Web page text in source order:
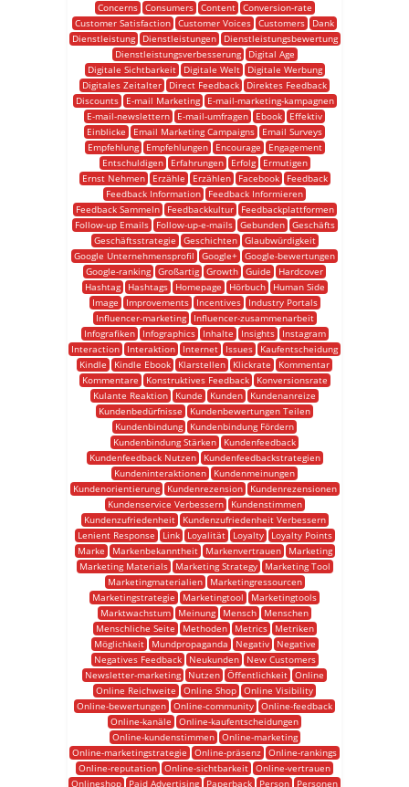
Concerns
Consumers Content
Conversion-rate
Customer Satisfaction Customer Voices Customers
Dank
Dienstleistung
Dienstleistungen
Dienstleistungsbewertung
Dienstleistungsverbesserung
Digital Age
Digitale Sichtbarkeit
Digitale Welt
Digitale Werbung
Digitales Zeitalter
Direct Feedback
Direktes Feedback
Discounts
E-mail Marketing
E-mail-marketing-kampagnen
E-mail-newslettern
E-mail-umfragen Ebook
Effektiv
Einblicke
Email Marketing Campaigns
Email Surveys
Empfehlung
Empfehlungen Encourage
Engagement
Entschuldigen
Erfahrungen Erfolg
Ermutigen
Ernst Nehmen
Erzähle Erzählen Facebook
Feedback
Feedback Information
Feedback Informieren
Feedback Sammeln
Feedbackkultur
Feedbackplattformen
Follow-up Emails
Follow-up-e-mails Gebunden
Geschäfts
Geschäftsstrategie
Geschichten
Glaubwürdigkeit
Google Unternehmensprofil
Google+ Google-bewertungen
Google-ranking Großartig Growth Guide
Hardcover
Hashtag
Hashtags Homepage Hörbuch
Human Side
Image
Improvements Incentives
Industry Portals
Influencer-marketing
Influencer-zusammenarbeit
Infografiken
Infographics Inhalte Insights
Instagram
Interaction
Interaktion Internet Issues
Kaufentscheidung
Kindle
Kindle Ebook Klarstellen Klickrate
Kommentar
Kommentare
Konstruktives Feedback
Konversionsrate
Kulante Reaktion
Kunde Kunden
Kundenanreize
Kundenbedürfnisse
Kundenbewertungen Teilen
Kundenbindung
Kundenbindung Fördern
Kundenbindung Stärken
Kundenfeedback
Kundenfeedback Nutzen
Kundenfeedbackstrategien
Kundeninteraktionen
Kundenmeinungen
Kundenorientierung
Kundenrezension
Kundenrezensionen
Kundenservice Verbessern
Kundenstimmen
Kundenzufriedenheit
Kundenzufriedenheit Verbessern
Lenient Response
Link Loyalität Loyalty
Loyalty Points
Marke
Markenbekanntheit Markenvertrauen
Marketing
Marketing Materials
Marketing Strategy
Marketing Tool
Marketingmaterialien
Marketingressourcen
Marketingstrategie
Marketingtool
Marketingtools
Marktwachstum
Meinung Mensch
Menschen
Menschliche Seite
Methoden Metrics
Metriken
Möglichkeit
Mundpropaganda Negativ
Negative
Negatives Feedback
Neukunden
New Customers
Newsletter-marketing
Nutzen Öffentlichkeit Online
Online Reichweite
Online Shop Online Visibility
Online-bewertungen Online-community Online-feedback
Online-kanäle
Online-kaufentscheidungen
Online-kundenstimmen
Online-marketing
Online-marketingstrategie
Online-präsenz Online-rankings
Online-reputation Online-sichtbarkeit Online-vertrauen
Onlineshop
Paid Advertising Paperback Person
Personen